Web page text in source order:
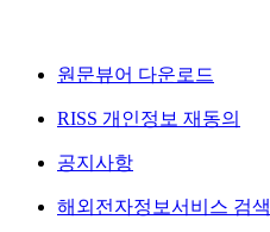
원문뷰어 다운로드
RISS 개인정보 재동의
공지사항
해외전자정보서비스 검색